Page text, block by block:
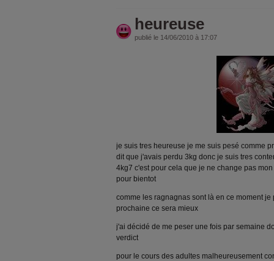
heureuse
publié le 14/06/2010 à 17:07
je suis tres heureuse je me suis pesé comme
dit que j'avais perdu 3kg donc je suis tres
4kg7 c'est pour cela que je ne change pas
pour bientot
comme les ragnagnas sont là en ce moment
prochaine ce sera mieux
j'ai décidé de me peser une fois par semaine
verdict
pour le cours des adultes malheureusement